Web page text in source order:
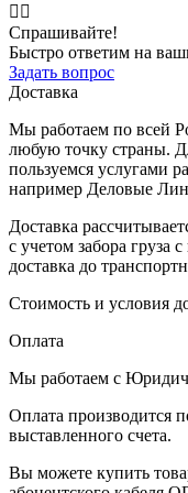
🙋‍♂️
Спрашивайте!
Быстро ответим на
Задать вопрос
Доставка
Мы работаем по всей
любую точку страны.
пользуемся услугами
например Деловые
Доставка
с учетом забора груза
доставка до
Стоимость и условия
Оплата
Мы работаем с
Оплата производится
выставленного счета.
Вы можете купить